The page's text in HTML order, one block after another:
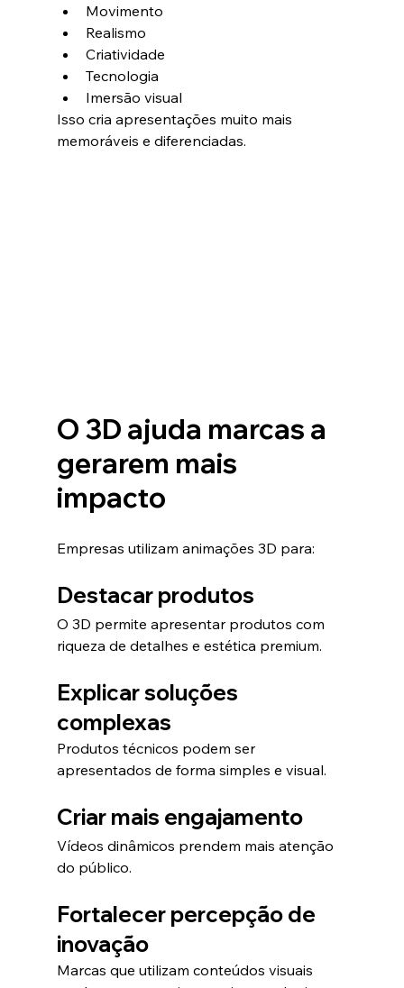
Movimento
Realismo
Criatividade
Tecnologia
Imersão visual
Isso cria apresentações muito mais
memoráveis e diferenciadas.
O 3D ajuda marcas a
gerarem mais
impacto
Empresas utilizam animações 3D para:
Destacar produtos
O 3D permite apresentar produtos com
riqueza de detalhes e estética premium.
Explicar soluções
complexas
Produtos técnicos podem ser
apresentados de forma simples e visual.
Criar mais engajamento
Vídeos dinâmicos prendem mais atenção
do público.
Fortalecer percepção de
inovação
Marcas que utilizam conteúdos visuais